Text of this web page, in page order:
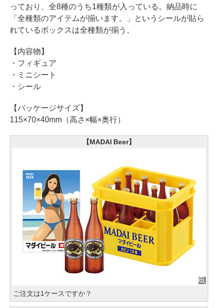
っており、全8種のうち1種類が入っている。納品時に
「全種類のアイテムが揃います。」というシールが貼ら
れているボックスは全種類が揃う。
【内容物】
・フィギュア
・ミニシート
・シール
【パッケージサイズ】
115×70×40mm（高さ×幅×奥行）
【MADAI Beer】
ご注文は1ケースですか？